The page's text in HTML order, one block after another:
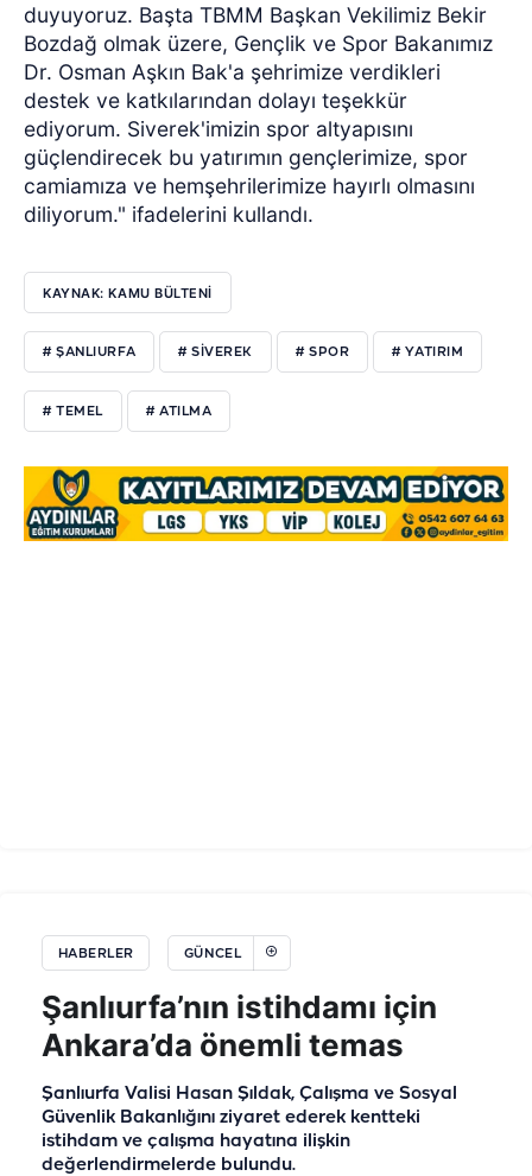
duyuyoruz. Başta TBMM Başkan Vekilimiz Bekir
Bozdağ olmak üzere, Gençlik ve Spor Bakanımız
Dr. Osman Aşkın Bak'a şehrimize verdikleri
destek ve katkılarından dolayı teşekkür
ediyorum. Siverek'imizin spor altyapısını
güçlendirecek bu yatırımın gençlerimize, spor
camiamıza ve hemşehrilerimize hayırlı olmasını
diliyorum." ifadelerini kullandı.
KAYNAK: KAMU BÜLTENİ
# ŞANLIURFA # SİVEREK # SPOR # YATIRIM
# TEMEL # ATILMA
HABERLER GÜNCEL
Şanlıurfa’nın istihdamı için
Ankara’da önemli temas
Şanlıurfa Valisi Hasan Şıldak, Çalışma ve Sosyal
Güvenlik Bakanlığını ziyaret ederek kentteki
istihdam ve çalışma hayatına ilişkin
değerlendirmelerde bulundu.